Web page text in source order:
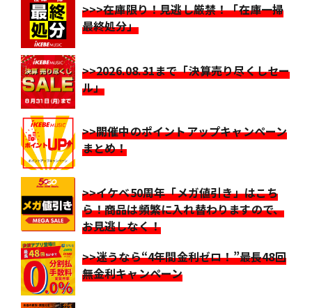
>>>在庫限り！見逃し厳禁！「在庫一掃
最終処分」
>>2026.08.31まで「決算売り尽くしセー
ル」
>>開催中のポイントアップキャンペーン
まとめ！
>>イケベ50周年「メガ値引き」はこち
ら！商品は頻繁に入れ替わりますので、
お見逃しなく！
>>迷うなら“4年間金利ゼロ！”最長48回
無金利キャンペーン